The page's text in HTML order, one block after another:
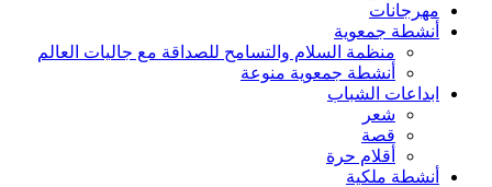
مهرجانات
أنشطة جمعوية
منظمة السلام والتسامح للصداقة مع جاليات العالم
أنشطة جمعوية منوعة
ابداعات الشباب
شعر
قصة
أقلام حرة
أنشطة ملكية